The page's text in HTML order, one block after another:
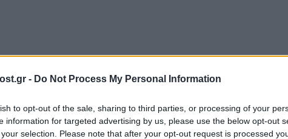
- Do Not Process My Personal Information
to opt-out of the sale, sharing to third parties, or processing of your
information for targeted advertising by us, please use the below opt-out
selection. Please note that after your opt-out request is processed